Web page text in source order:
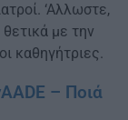
‘Αλλωστε,
με την
καθηγήτριες.
– Ποιά